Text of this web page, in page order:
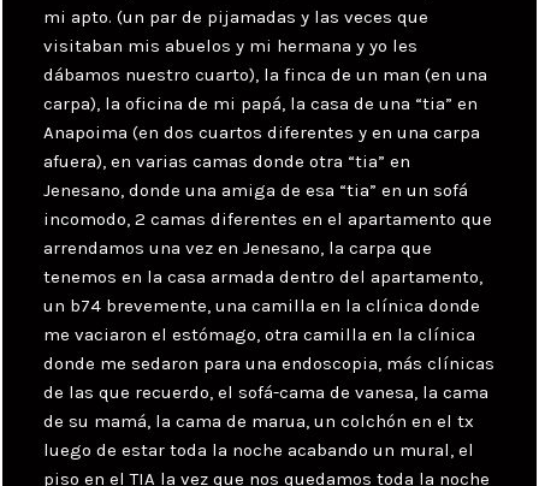
mi apto. (un par de pijamadas y las veces que
visitaban mis abuelos y mi hermana y yo les
dábamos nuestro cuarto), la finca de un man (en una
carpa), la oficina de mi papá, la casa de una “tia” en
Anapoima (en dos cuartos diferentes y en una carpa
afuera), en varias camas donde otra “tia” en
Jenesano, donde una amiga de esa “tia” en un sofá
incomodo, 2 camas diferentes en el apartamento que
arrendamos una vez en Jenesano, la carpa que
tenemos en la casa armada dentro del apartamento,
un b74 brevemente, una camilla en la clínica donde
me vaciaron el estómago, otra camilla en la clínica
donde me sedaron para una endoscopia, más clínicas
de las que recuerdo, el sofá-cama de vanesa, la cama
de su mamá, la cama de marua, un colchón en el tx
luego de estar toda la noche acabando un mural, el
piso en el TIA la vez que nos quedamos toda la noche